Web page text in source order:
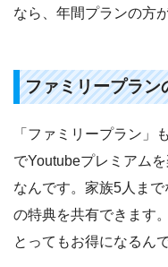
なら、年間プランの方
ファミリープラン
「ファミリープラン」
でYoutubeプレミアム
なんです。家族5人ま
の特典を共有できます
とってもお得になるん